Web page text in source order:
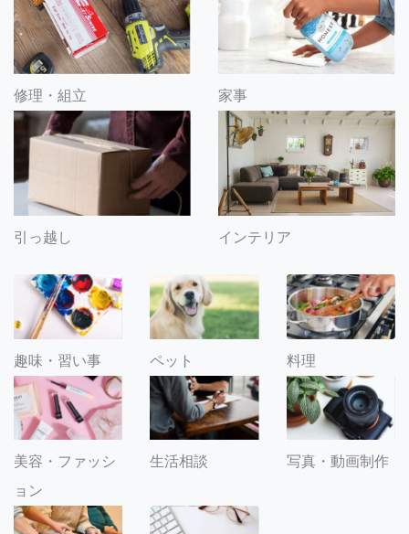
修理・組立 家事
引っ越し インテリア
趣味・習い事 ペット 料理
美容・ファッシ
ョン
生活相談 写真・動画制作